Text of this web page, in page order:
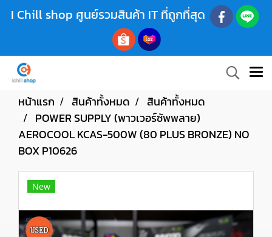
I Chill shop ศูนย์รวมสินค้า IT ที่ถูกที่สุด
หน้าแรก สินค้าทั้งหมด
สินค้าทั้งหมด
POWER SUPPLY (พาวเวอร์ซัพพลาย)
AEROCOOL KCAS-500W (80 PLUS BRONZE) NO
BOX P10626
New